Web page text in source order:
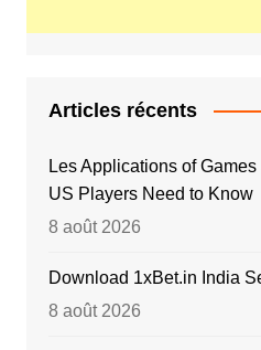
Articles récents
Les Applications of
US Players Need to Know
8 août 2026
Download 1xBet.in India
8 août 2026